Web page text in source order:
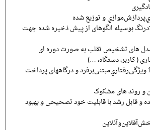
و توزیع شده
بوسیله الگوهای از پیش ذخیره شده جهت
های تشخیص تقلب به صورت دوره ای
( کاربر، دستگاه، …)
اﺳﺘﺨﺮاجﺑﯿﺶاز 100 وﯾﮋﮔﯽرﻓﺘﺎريﻣﺒﺘﻨﯽﺑﺮﻓﺮد و درﮔﺎههای ﭘﺮداﺧﺖ
و روند های مشکوک
و قابل رشد با قابلیت خود تصحیحی و بهبود